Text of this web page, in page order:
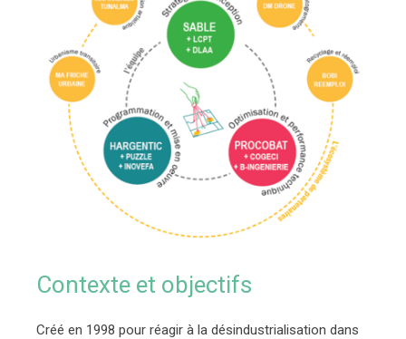
Contexte et objectifs
Créé en 1998 pour réagir à la désindustrialisation dans